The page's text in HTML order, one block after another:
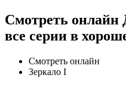
Смотреть
все серии в
Смотреть онлайн
Зеркало I